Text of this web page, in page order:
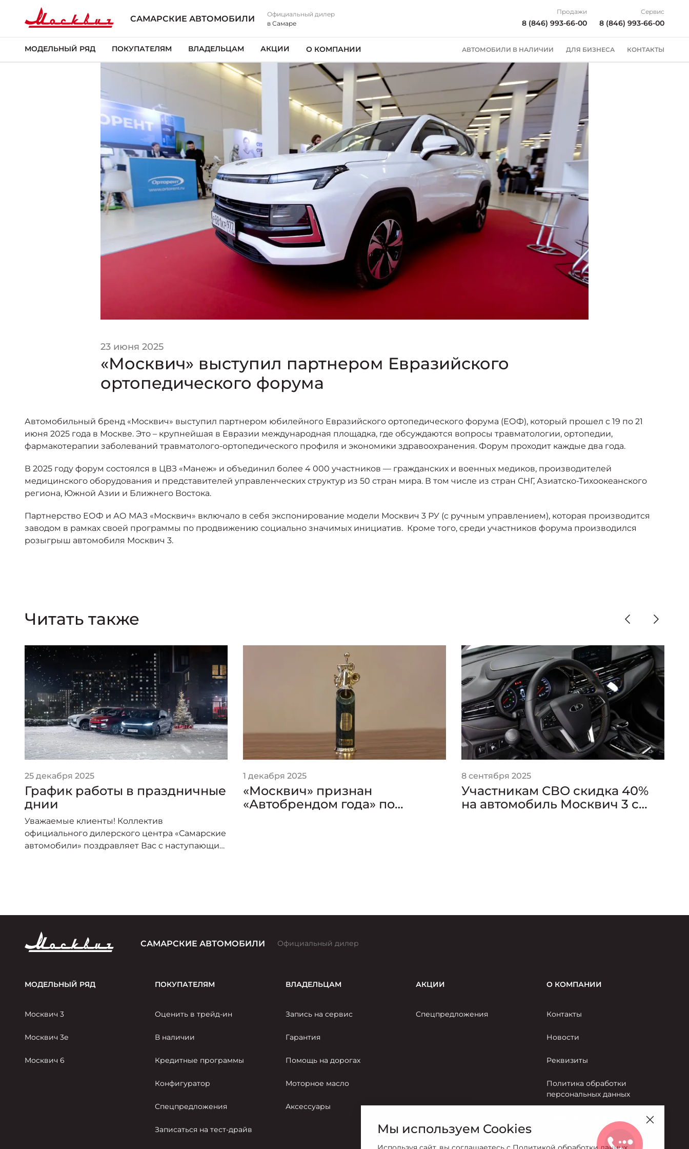
САМАРСКИЕ АВТОМОБИЛИ
Официальный дилер
в Самаре
Продажи
8 (846) 993-66-00
Сервис
8 (846) 993-66-00
МОДЕЛЬНЫЙ РЯД ПОКУПАТЕЛЯМ ВЛАДЕЛЬЦАМ АКЦИИ О КОМПАНИИ АВТОМОБИЛИ В НАЛИЧИИ ДЛЯ БИЗНЕСА КОНТАКТЫ
23 июня 2025
«Москвич» выступил партнером Евразийского
ортопедического форума
Автомобильный бренд «Москвич» выступил партнером юбилейного Евразийского ортопедического форума (ЕОФ), который прошел с 19 по 21
июня 2025 года в Москве. Это – крупнейшая в Евразии международная площадка, где обсуждаются вопросы травматологии, ортопедии,
фармакотерапии заболеваний травматолого-ортопедического профиля и экономики здравоохранения. Форум проходит каждые два года.
В 2025 году форум состоялся в ЦВЗ «Манеж» и объединил более 4 000 участников –– гражданских и военных медиков, производителей
медицинского оборудования и представителей управленческих структур из 50 стран мира. В том числе из стран СНГ, Азиатско-Тихоокеанского
региона, Южной Азии и Ближнего Востока.
Партнерство ЕОФ и АО МАЗ «Москвич» включало в себя экспонирование модели Москвич 3 РУ (с ручным управлением), которая производится
заводом в рамках своей программы по продвижению социально значимых инициатив. Кроме того, среди участников форума производился
розыгрыш автомобиля Москвич 3.
Читать также
25 декабря 2025
График работы в праздничные
днии
Уважаемые клиенты! Коллектив
официального дилерского центра «Самарские
автомобили» поздравляет Вас с наступающим
1 декабря 2025
«Москвич» признан
«Автобрендом года» по
8 сентября 2025
Участникам СВО скидка 40%
на автомобиль Москвич 3 с
САМАРСКИЕ АВТОМОБИЛИ Официальный дилер
МОДЕЛЬНЫЙ РЯД
Москвич 3
Москвич 3е
Москвич 6
ПОКУПАТЕЛЯМ
Оценить в трейд-ин
В наличии
Кредитные программы
Конфигуратор
Спецпредложения
Записаться на тест-драйв
ВЛАДЕЛЬЦАМ
Запись на сервис
Гарантия
Помощь на дорогах
Моторное масло
Аксессуары
АКЦИИ
Спецпредложения
О КОМПАНИИ
Контакты
Новости
Реквизиты
Политика обработки
персональных данных
Правила пользования сайтом
Согласие на обработку
Мы используем Cookies